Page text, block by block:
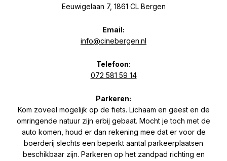
Eeuwigelaan 7, 1861 CL Bergen
Email:
info@cinebergen.nl
Telefoon:
072 581 59 14
Parkeren:
Kom zoveel mogelijk op de fiets. Lichaam en geest en de
omringende natuur zijn erbij gebaat. Mocht je toch met de
auto komen, houd er dan rekening mee dat er voor de
boerderij slechts een beperkt aantal parkeerplaatsen
beschikbaar zijn. Parkeren op het zandpad richting en